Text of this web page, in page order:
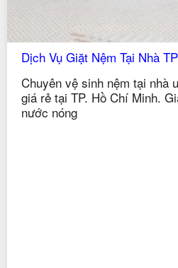
Dịch Vụ Giặt Nệm Tại Nhà
Chuyên vệ sinh nệm tại nhà
giá rẻ tại TP. Hồ Chí Minh.
nước nóng